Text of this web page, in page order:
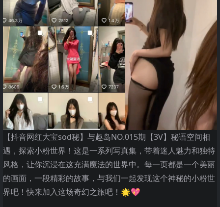
【抖音网红大宝sod秘】与趣岛NO.015期【3V】秘语空间相
遇，探索小粉世界！这是一系列写真集，带着迷人魅力和独特
风格，让你沉浸在这充满魔法的世界中。每一页都是一个美丽
的画面，一段精彩的故事，与我们一起发现这个神秘的小粉世
界吧！快来加入这场奇幻之旅吧！🌟💖